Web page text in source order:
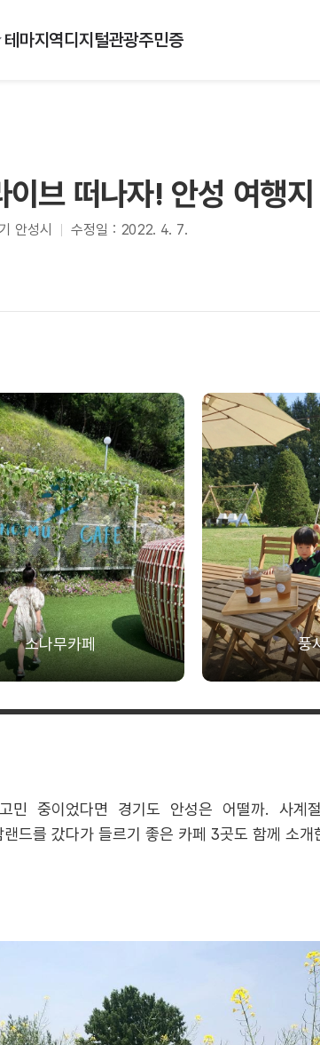
테마지역디지털관광주민증
이브 떠나자! 안성 여행
안성시 수정일 : 2022. 4. 7.
소나무카페 풍
민 중이었다면 경기도 안성은 어떨까. 사계
드를 갔다가 들르기 좋은 카페 3곳도 함께 소개